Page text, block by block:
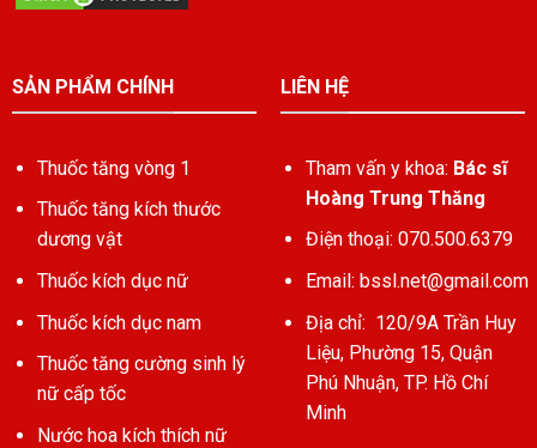
SẢN PHẨM CHÍNH
Thuốc tăng vòng 1
Thuốc tăng kích thước
dương vật
Thuốc kích dục nữ
Thuốc kích dục nam
Thuốc tăng cường sinh lý
nữ cấp tốc
Nước hoa kích thích nữ
LIÊN HỆ
Tham vấn y khoa: Bác sĩ
Hoàng Trung Thăng
Điện thoại: 070.500.6379
Email: bssl.net@gmail.com
Địa chỉ: 120/9A Trần Huy
Liệu, Phường 15, Quận
Phú Nhuận, TP. Hồ Chí
Minh